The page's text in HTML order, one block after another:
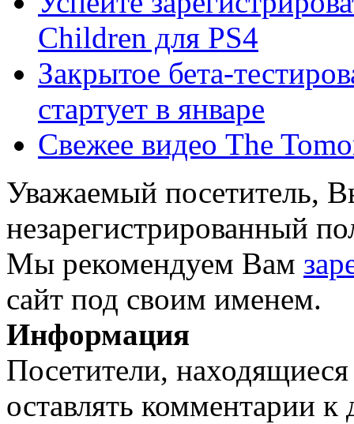
Children для PS4
Закрытое бета-
стартует в январе
Свежее видео The
Уважаемый посетитель,
незарегистрированный
Мы рекомендуем Вам
сайт под своим именем.
Информация
Посетители,
оставлять комментарии